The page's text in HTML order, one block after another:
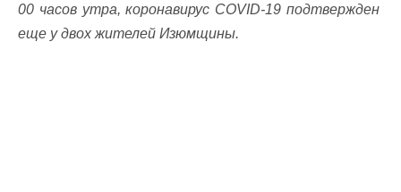
00 часов утра, коронавирус COVID-19 подтвержден
еще у двох жителей Изюмщины.